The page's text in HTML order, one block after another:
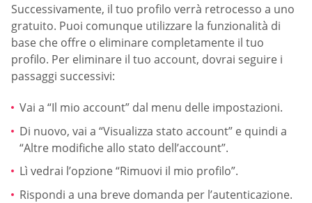
Successivamente, il tuo profilo verrà retrocesso a uno
gratuito. Puoi comunque utilizzare la funzionalità di
base che offre o eliminare completamente il tuo
profilo. Per eliminare il tuo account, dovrai seguire i
passaggi successivi:
Vai a “Il mio account” dal menu delle impostazioni.
Di nuovo, vai a “Visualizza stato account” e quindi a
“Altre modifiche allo stato dell’account”.
Lì vedrai l’opzione “Rimuovi il mio profilo”.
Rispondi a una breve domanda per l’autenticazione.